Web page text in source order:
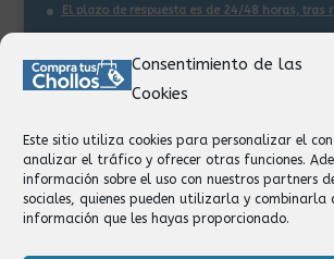
Consentimiento de las
Cookies
Este sitio utiliza cookies para personalizar el
analizar el tráfico y ofrecer otras funciones.
información sobre el uso con nuestros partners
sociales, quienes pueden utilizarla y combinarla
información que les hayas proporcionado.
El plazo de respuesta es de 24/48 horas, tras
Contacto:
Facturación
Devoluciones
Privacidad
Formas de Pago